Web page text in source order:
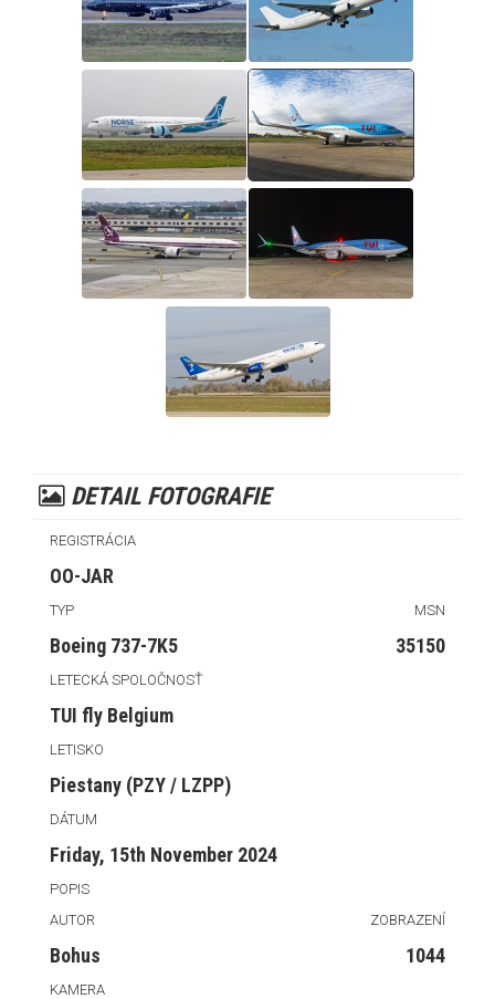
DETAIL FOTOGRAFIE
REGISTRÁCIA
OO-JAR
TYP MSN
Boeing 737-7K5 35150
LETECKÁ SPOLOČNOSŤ
TUI fly Belgium
LETISKO
Piestany (PZY / LZPP)
DÁTUM
Friday, 15th November 2024
POPIS
AUTOR
ZOBRAZENÍ
Bohus 1044
KAMERA